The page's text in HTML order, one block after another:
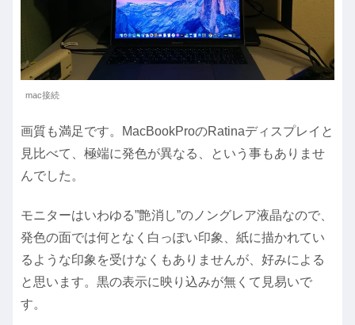
mac接続
画質も満足です。MacBookProのRatinaディスプレイと
見比べて、極端に発色が異なる、という事もありませ
んでした。
モニターはいわゆる”艶消し”のノングレア液晶なので、
発色の面では何となく白っぽい印象、紙に描かれてい
るような印象を受けなくもありませんが、好みによる
と思います。黒の表示に映り込みが無くて見易いで
す。